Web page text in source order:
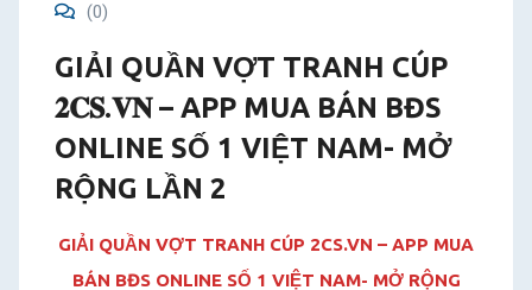
ONLINE
SỐ
VIỆT
NAM-
(0)
GIẢI QUẦN VỢT TRANH CÚP
𝟐𝐂𝐒.𝐕𝐍 – APP MUA BÁN BĐS
ONLINE SỐ 1 VIỆT NAM- MỞ
RỘNG LẦN 2
GIẢI QUẦN VỢT TRANH CÚP 2CS.VN – APP MUA
BÁN BĐS ONLINE SỐ 1 VIỆT NAM- MỞ RỘNG